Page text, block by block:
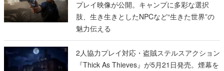
プレイ映像が公開。キャンプに多彩な選択
肢、生き生きとしたNPCなど“生きた世界”の
魅力伝える
2人協力プレイ対応・盗賊ステルスアクション
『Thick As Thieves』が5月21日発売。煙幕を